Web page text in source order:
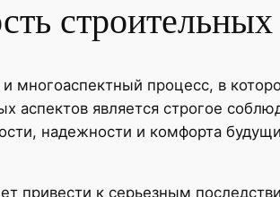
многоаспектный процесс, в
аспектов является строгое
надежности и комфорта
привести к серьезным